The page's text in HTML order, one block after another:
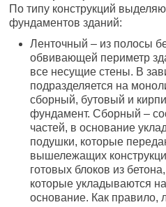
По типу конструкций
фундаментов зданий:
Ленточный – из полосы
обвивающей периметр
все несущие стены. В
подразделяется на
сборный, бутовый и
фундамент. Сборный –
частей, в основание
подушки, которые
вышележащих
готовых блоков из
которые укладываются
основание. Как правило,